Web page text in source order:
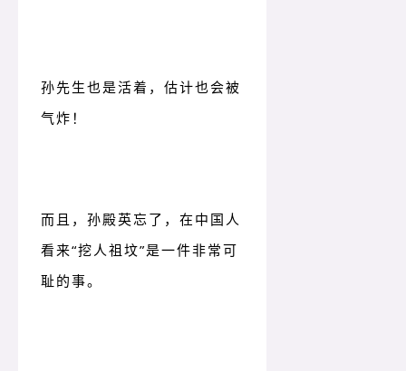
孙先生也是活着，估计也会被
气炸！
而且，孙殿英忘了，在中国人
看来“挖人祖坟”是一件非常可
耻的事。